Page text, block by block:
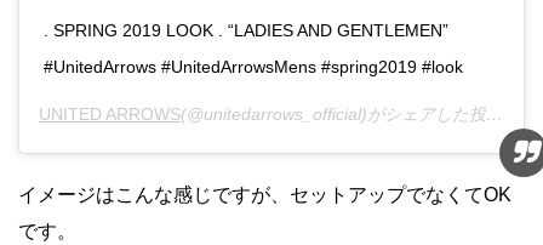
. SPRING 2019 LOOK . “LADIES AND GENTLEMEN”
#UnitedArrows #UnitedArrowsMens #spring2019 #look
UNITED ARROWS(@unitedarrows_official)がシェアした投稿 -
イメージはこんな感じですが、セットアップでなくてOK
です。